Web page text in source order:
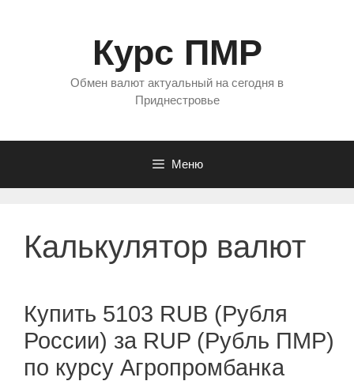
Курс ПМР
Обмен валют актуальный на сегодня в
Приднестровье
Меню
Калькулятор валют
Купить 5103 RUB (Рубля
России) за RUP (Рубль ПМР)
по курсу Агропромбанка